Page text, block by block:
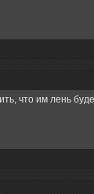
что им лень